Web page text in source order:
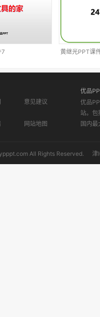
7 黄继光PPT课
意见建议
网站地图
优品
优品
站。
国内
All Rights Reserved. 津